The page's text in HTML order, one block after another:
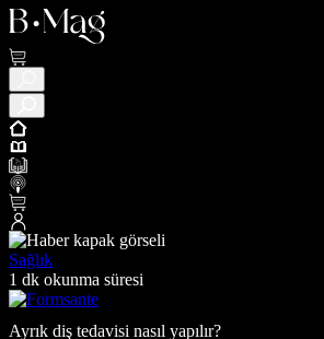
Sağlık
1 dk okunma süresi
Ayrık diş tedavisi nasıl yapılır?